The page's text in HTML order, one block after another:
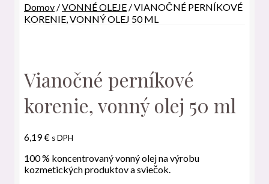
Domov /VONNÉ OLEJE /VIANOČNÉ PERNÍKOVÉ
KORENIE, VONNÝ OLEJ 50 ML
Vianočné perníkové
korenie, vonný olej 50 ml
6,19€ s DPH
100 % koncentrovaný vonný olej na výrobu
kozmetických produktov a sviečok.